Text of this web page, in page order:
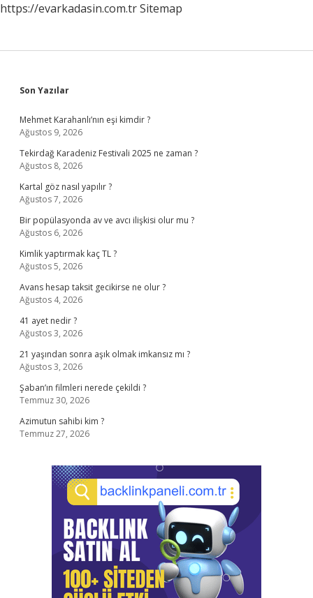
https://evarkadasin.com.trSitemap
Sidebar
Son Yazılar
Mehmet Karahanlı’nın eşi kimdir ?
Ağustos 9, 2026
Tekirdağ Karadeniz Festivali 2025 ne zaman ?
Ağustos 8, 2026
Kartal göz nasıl yapılır ?
Ağustos 7, 2026
Bir popülasyonda av ve avcı ilişkisi olur mu ?
Ağustos 6, 2026
Kimlik yaptırmak kaç TL ?
Ağustos 5, 2026
Avans hesap taksit gecikirse ne olur ?
Ağustos 4, 2026
41 ayet nedir ?
Ağustos 3, 2026
21 yaşından sonra aşık olmak imkansız mı ?
Ağustos 3, 2026
Şaban’ın filmleri nerede çekildi ?
Temmuz 30, 2026
Azimutun sahibi kim ?
Temmuz 27, 2026